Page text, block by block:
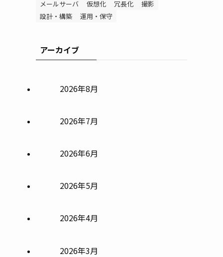
メールサーバ 仮想化 冗長化
撮影
設計・構築
運用・保守
アーカイブ
2026年8月
2026年7月
2026年6月
2026年5月
2026年4月
2026年3月